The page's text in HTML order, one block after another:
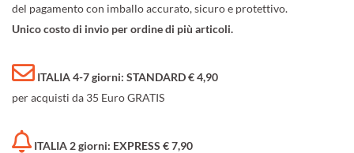
del pagamento con imballo accurato, sicuro e protettivo.
Unico costo di invio per ordine di più articoli.
ITALIA 4-7 giorni: STANDARD € 4,90
per acquisti da 35 Euro GRATIS
ITALIA 2 giorni: EXPRESS € 7,90